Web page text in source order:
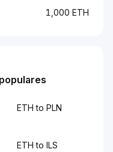
1,000 ETH
ETH to PLN
ETH to ILS